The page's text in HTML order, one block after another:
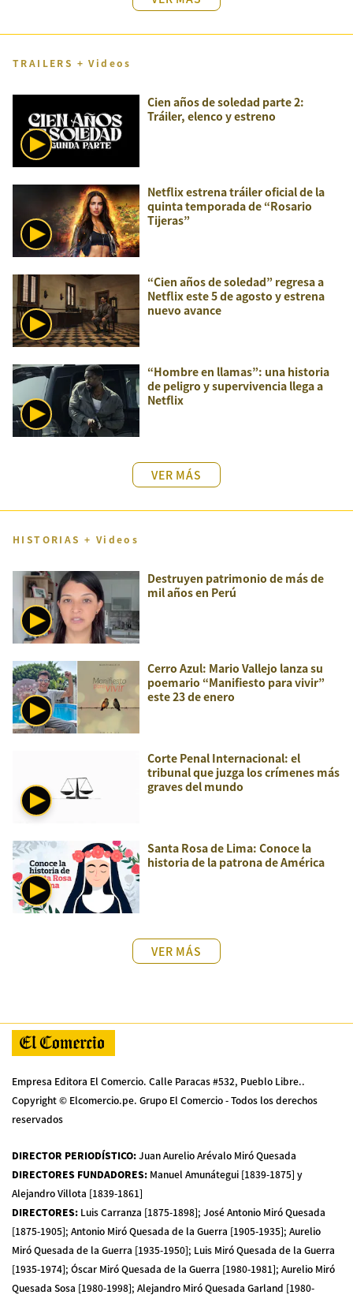
TRAILERS + Videos
Cien años de soledad parte 2:
Tráiler, elenco y estreno
Netflix estrena tráiler oficial de la
quinta temporada de “Rosario
Tijeras”
“Cien años de soledad” regresa a
Netflix este 5 de agosto y estrena
nuevo avance
“Hombre en llamas”: una historia
de peligro y supervivencia llega a
Netflix
VER MÁS
HISTORIAS + Videos
Destruyen patrimonio de más de
mil años en Perú
Cerro Azul: Mario Vallejo lanza su
poemario “Manifiesto para vivir”
este 23 de enero
Corte Penal Internacional: el
tribunal que juzga los crímenes más
graves del mundo
Santa Rosa de Lima: Conoce la
historia de la patrona de América
VER MÁS
Empresa Editora El Comercio. Calle Paracas #532, Pueblo Libre..
Copyright © Elcomercio.pe. Grupo El Comercio - Todos los derechos
reservados
DIRECTOR PERIODÍSTICO:Juan Aurelio Arévalo Miró Quesada
DIRECTORES FUNDADORES: Manuel Amunátegui [1839-1875] y
Alejandro Villota [1839-1861]
DIRECTORES: Luis Carranza [1875-1898]; José Antonio Miró Quesada
[1875-1905]; Antonio Miró Quesada de la Guerra [1905-1935]; Aurelio
Miró Quesada de la Guerra [1935-1950]; Luis Miró Quesada de la Guerra
[1935-1974]; Óscar Miró Quesada de la Guerra [1980-1981]; Aurelio Miró
Quesada Sosa [1980-1998]; Alejandro Miró Quesada Garland [1980-